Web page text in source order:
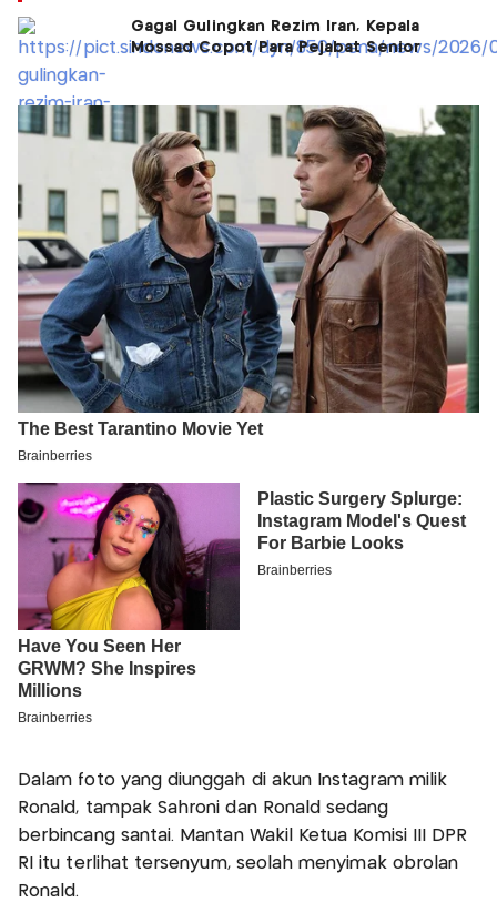
Gagal Gulingkan Rezim Iran, Kepala
Mossad Copot Para Pejabat Senior
Dalam foto yang diunggah di akun Instagram milik
Ronald, tampak Sahroni dan Ronald sedang
berbincang santai. Mantan Wakil Ketua Komisi III DPR
RI itu terlihat tersenyum, seolah menyimak obrolan
Ronald.